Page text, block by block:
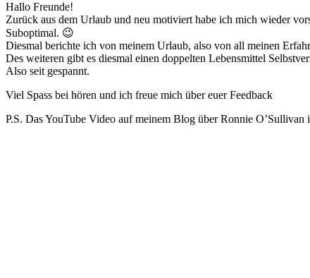
Hallo Freunde!
Zurück aus dem Urlaub und neu motiviert habe ich mich wieder
Suboptimal. 😉
Diesmal berichte ich von meinem Urlaub, also von all meinen
Des weiteren gibt es diesmal einen doppelten Lebensmittel
Also seit gespannt.
Viel Spass bei hören und ich freue mich über euer Feedback
P.S. Das YouTube Video auf meinem Blog über Ronnie O’Sullivan